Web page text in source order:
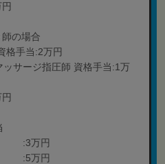
の場合
格手当:2万円
サージ指圧師 資格手当:1万
:3万円
万円